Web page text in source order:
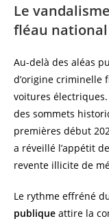
Le
fléau national
Au-delà des aléas
d’origine criminelle
voitures
des sommets
premières début
a réveillé l’appétit
revente illicite de
Le rythme effréné
publique attire la